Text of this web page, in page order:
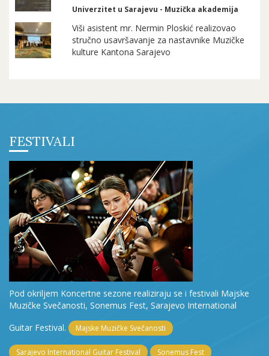
Univerzitet u Sarajevu - Muzička akademija
Viši asistent mr. Nermin Ploskić realizovao
stručno usavršavanje za nastavnike Muzičke
kulture Kantona Sarajevo
FESTIVALI
Pod okriljem Koncertne sezone realiziraju se i festivali Majske
Muzičke Svečanosti, Sonemus Fest, Sarajevo International
Guitar Festival.
Majske Muzičke Svečanosti
Sarajevo International Guitar Festival Sonemus Fest